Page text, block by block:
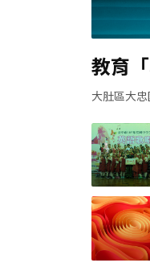
教育
大肚區大